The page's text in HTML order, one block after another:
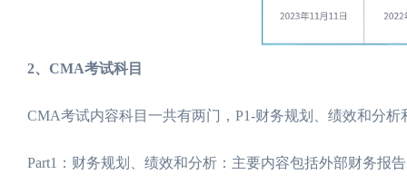
2、CMA考试科目
CMA考试内容科目一共有两门，P1-财务规划、绩效和分
Part1：财务规划、绩效和分析：主要内容包括外部财务报